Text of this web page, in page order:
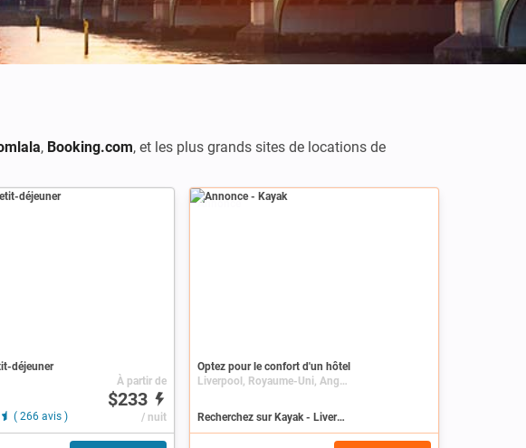
, Booking.com, et les plus grands sites de locations de
déjeuner
( 266 avis )
À partir de
$233
/ nuit
Annonce
Optez pour le confort d'un hôtel
Liverpool, Royaume-Uni, Angleterre
Recherchez sur Kayak - Liverpool